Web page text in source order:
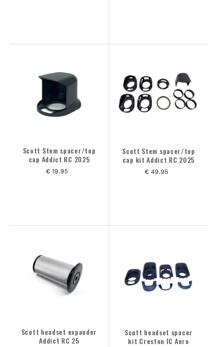
Scott Stem spacer/top
cap Addict RC 2025
€ 19.95
Scott Stem spacer/top
cap kit Addict RC 2025
€ 49.95
Scott headset expander
Addict RC 25
Scott headset spacer
kit Creston IC Aero